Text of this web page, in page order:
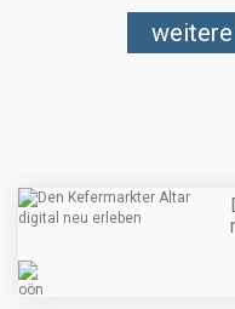
weitere